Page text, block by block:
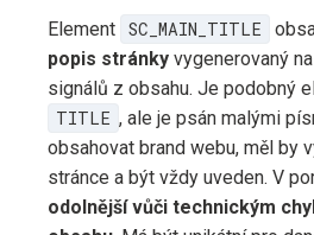
Element SC_MAIN_TITLE
popis stránky vygenerovaný
signálů z obsahu. Je podobný
TITLE , ale je psán malými
obsahovat brand webu, měl by
stránce a být vždy uveden. V
odolnější vůči technickým